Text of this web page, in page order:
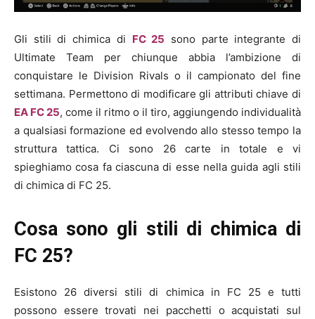
Gli stili di chimica di FC 25 sono parte integrante di
Ultimate Team per chiunque abbia l’ambizione di
conquistare le Division Rivals o il campionato del fine
settimana. Permettono di modificare gli attributi chiave di
EA FC 25, come il ritmo o il tiro, aggiungendo individualità
a qualsiasi formazione ed evolvendo allo stesso tempo la
struttura tattica. Ci sono 26 carte in totale e vi
spieghiamo cosa fa ciascuna di esse nella guida agli stili
di chimica di FC 25.
Cosa sono gli stili di chimica di
FC 25?
Esistono 26 diversi stili di chimica in FC 25 e tutti
possono essere trovati nei pacchetti o acquistati sul